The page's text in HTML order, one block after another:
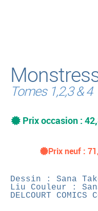
Tomes 1,2,3 & 4
Prix occasion :
Prix neuf :
Dessin : Sana
Liu Couleur :
DELCOURT COMICS